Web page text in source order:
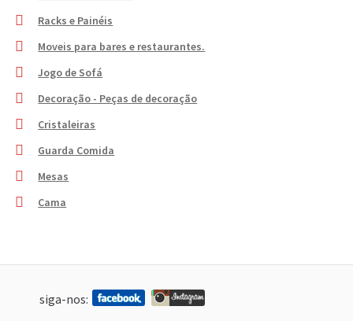
Racks e Painéis
Moveis para bares e restaurantes.
Jogo de Sofá
Decoração - Peças de decoração
Cristaleiras
Guarda Comida
Mesas
Cama
siga-nos: